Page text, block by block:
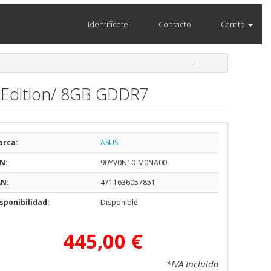
Identifícate Contacto Carrito
8GB GDDR7
ASUS
90YV0N10-M0NA00
4711636057851
Disponible
445,00 €
*IVA Incluido